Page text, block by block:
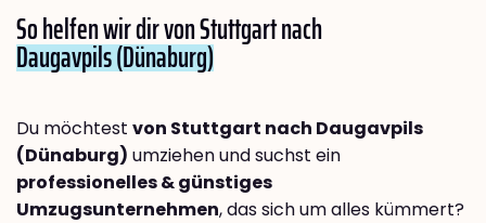
So helfen wir dir von Stuttgart nach
Daugavpils (Dünaburg)
Du möchtest von Stuttgart nach Daugavpils
(Dünaburg) umziehen und suchst ein
professionelles & günstiges
Umzugsunternehmen, das sich um alles kümmert?